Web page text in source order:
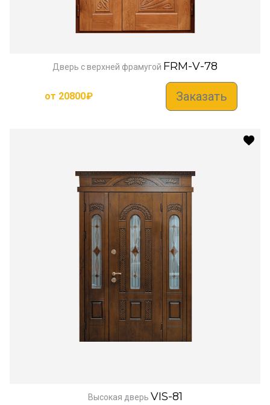
Дверь с верхней фрамугой FRM-V-78
от 20800₽ Заказать
Высокая дверь VIS-81